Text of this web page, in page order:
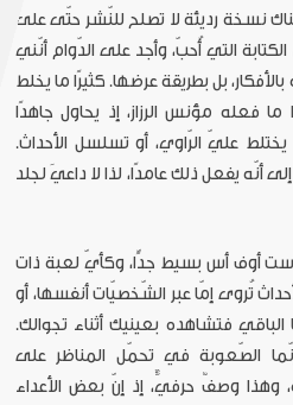
نسخة رديئة لا تصلح للنّشر حتّى على
التي أُحبّ، وأجد على الدّوام أنّني
بل بطريقة عرضها. كثيرًا ما يخلط
ما فعله مؤنس الرزاز، إذ يحاول جاهدًا
عليّ الرّاوي، أو تسلسل الأحداث.
يفعل ذلك عامدًا، لذا لا داعيَ لجلد
أوف أس بسيط جدًّا، وكأيّ لعبة ذات
تُروى إمّا عبر الشّخصيّات أنفسها، أو
الباقي فتشاهده بعينيك أثناء تجوالك.
الصّعوبة في تحمّل المناظر على
وهذا وصفٌ حرفيٌّ، إذ إنّ بعض الأعداء